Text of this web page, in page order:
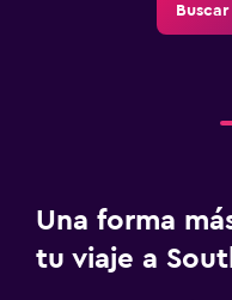
Una forma
tu viaje a